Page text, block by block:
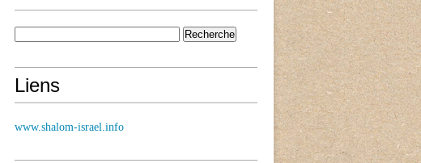
Liens
www.shalom-israel.info